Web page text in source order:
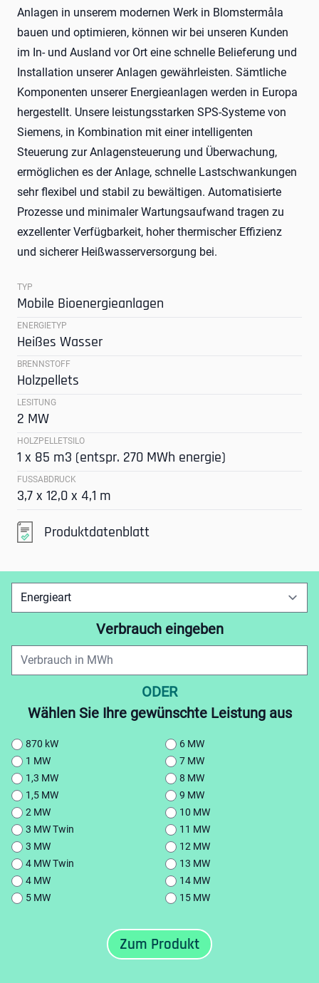
Verbrauch eingeben
ODER
Wählen Sie Ihre gewünschte Leistung aus
870 kW
1 MW
1,3 MW
1,5 MW
2 MW
3 MW Twin
3 MW
4 MW Twin
4 MW
5 MW
6 MW
7 MW
8 MW
9 MW
10 MW
11 MW
12 MW
13 MW
14 MW
15 MW
Anlagen in unserem modernen Werk in Blomstermåla
bauen und optimieren, können wir bei unseren Kunden
im In- und Ausland vor Ort eine schnelle Belieferung und
Installation unserer Anlagen gewährleisten. Sämtliche
Komponenten unserer Energieanlagen werden in Europa
hergestellt. Unsere leistungsstarken SPS-Systeme von
Siemens, in Kombination mit einer intelligenten
Steuerung zur Anlagensteuerung und Überwachung,
ermöglichen es der Anlage, schnelle Lastschwankungen
sehr flexibel und stabil zu bewältigen. Automatisierte
Prozesse und minimaler Wartungsaufwand tragen zu
exzellenter Verfügbarkeit, hoher thermischer Effizienz
und sicherer Heißwasserversorgung bei.
TYP
Mobile Bioenergieanlagen
ENERGIETYP
Heißes Wasser
BRENNSTOFF
Holzpellets
LESITUNG
2 MW
HOLZPELLETSILO
1 x 85 m3 (entspr. 270 MWh energie)
FUSSABDRUCK
3,7 x 12,0 x 4,1 m
Produktdatenblatt